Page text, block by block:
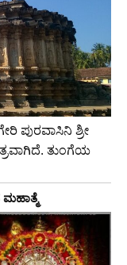
ಪುರವಾಸಿನಿ ಶ್ರೀ
ತುಂಗೆಯ
ಮಹಾತ್ಮೆ